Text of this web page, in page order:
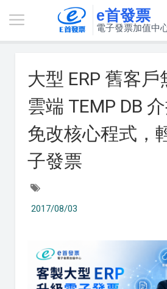
e首發票
電子發票加值中
大型 ERP 舊客戶
雲端 TEMP DB
免改核心程式，
子發票
2017/08/03